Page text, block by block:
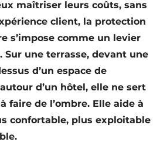
maîtriser leurs coûts, sans
client, la protection
s’impose comme un levier
Sur une terrasse, devant une
d’un espace de
d’un hôtel, elle ne sert
faire de l’ombre. Elle aide à
confortable, plus exploitable